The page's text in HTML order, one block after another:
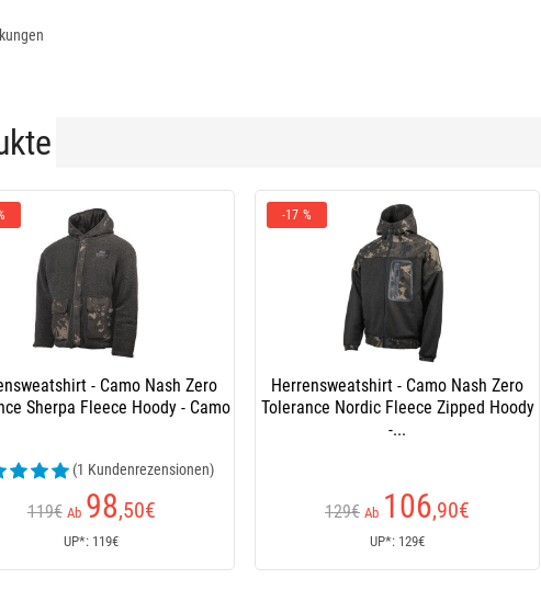
- Camo Nash Zero
Sherpa Fleece Hoody - Camo
(1 Kundenrezensionen)
119€ Ab 98,50€
UP*: 119€
-17 %
Herrensweatshirt - Camo Nash Zero
Tolerance Nordic Fleece Zipped Hoody
-...
129€ Ab 106,90€
UP*: 129€